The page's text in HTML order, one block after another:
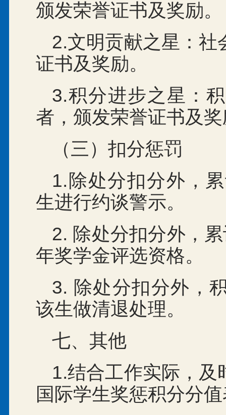
颁发荣誉证书及奖励。
2.文明贡献之星：社
证书及奖励。
3.积分进步之星：
者，颁发荣誉证书及
（三）扣分惩罚
1.除处分扣分外，
生进行约谈警示。
2. 除处分扣分外，
年奖学金评选资格。
3. 除处分扣分外，
该生做清退处理。
七、其他
1.结合工作实际，及
国际学生奖惩积分分